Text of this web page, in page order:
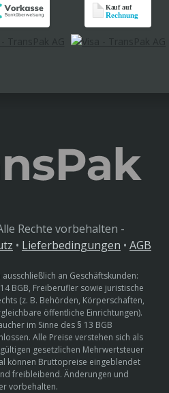
Rechte vorbehalten -
• Lieferbedingungen • AGB
an Geschäftskunden:
BGB, Freiberufler sowie juristische
(z. B. Behörden, Körperschaften,
öffentliche Einrichtungen).
im Sinne des § 13 BGB
Alle Preise verstehen sich als
gesetzlichen Mehrwertsteuer
können Bruttopreise eingeblendet
freibleibend. Änderungen und
vorbehalten.